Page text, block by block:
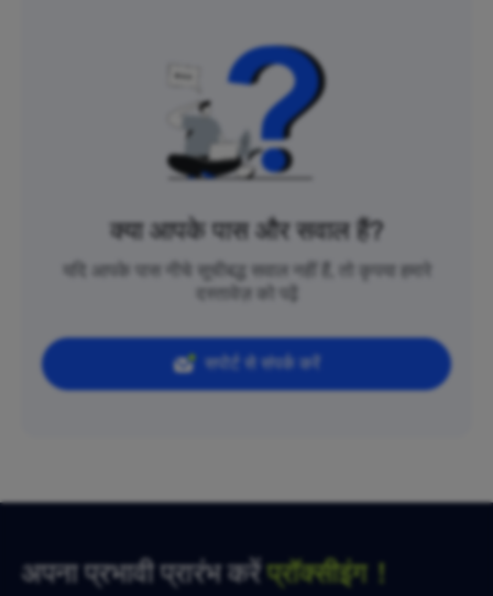
क्या आपके पास और सवाल हैं?
यदि आपके पास नीचे सूचीबद्ध सवाल नहीं हैं, तो कृपया हमारे
दस्तावेज़ को पढ़ें
सपोर्ट से संपर्क करें
अपना प्रभावी प्रारंभ करेंप्रॉक्सीइंग！